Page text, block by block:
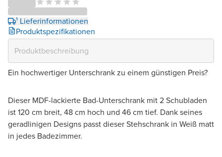
¹ Lieferinformationen
Produktspezifikationen
Ein hochwertiger Unterschrank zu einem günstigen Preis?
Dieser MDF-lackierte Bad-Unterschrank mit 2 Schubladen
ist 120 cm breit, 48 cm hoch und 46 cm tief. Dank seines
geradlinigen Designs passt dieser Stehschrank in Weiß matt
in jedes Badezimmer.